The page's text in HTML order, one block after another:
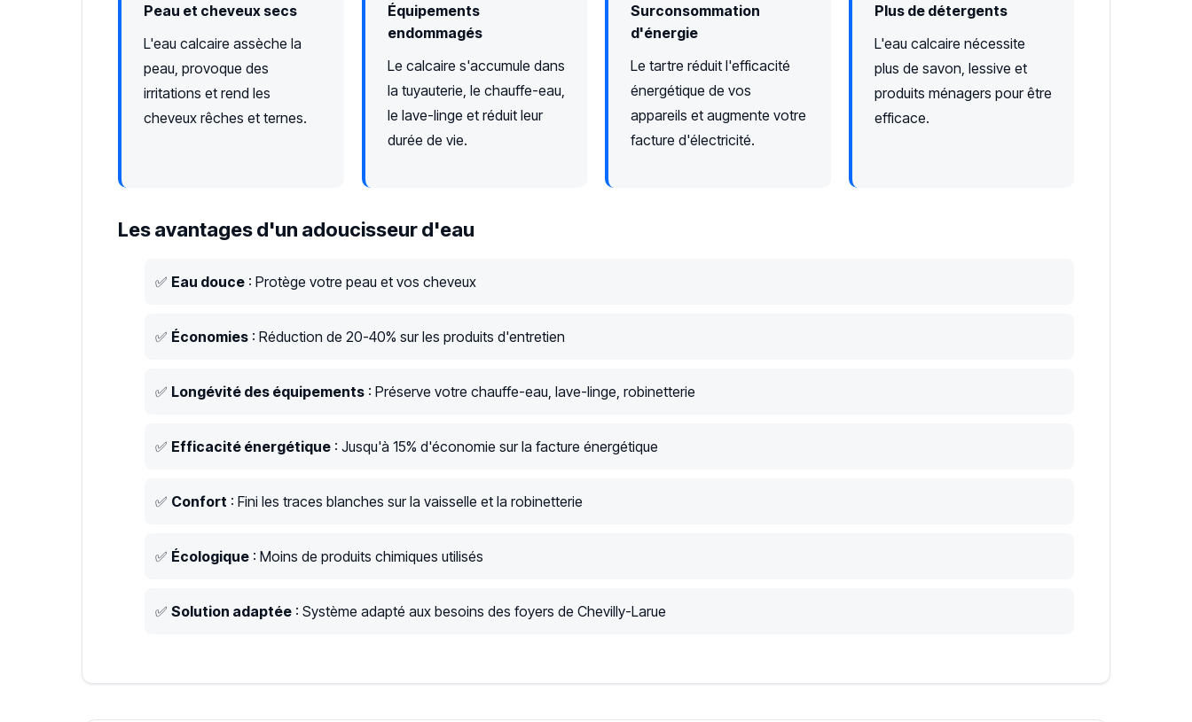
Peau et cheveux secs
L'eau calcaire assèche la
peau, provoque des
irritations et rend les
cheveux rêches et ternes.
Équipements
endommagés
Le calcaire s'accumule dans
la tuyauterie, le chauffe-eau,
le lave-linge et réduit leur
durée de vie.
Surconsommation
d'énergie
Le tartre réduit l'efficacité
énergétique de vos
appareils et augmente votre
facture d'électricité.
Plus de détergents
L'eau calcaire nécessite
plus de savon, lessive et
produits ménagers pour être
efficace.
Les avantages d'un adoucisseur d'eau
✅ Eau douce : Protège votre peau et vos cheveux
✅ Économies : Réduction de 20-40% sur les produits d'entretien
✅ Longévité des équipements : Préserve votre chauffe-eau, lave-linge, robinetterie
✅ Efficacité énergétique : Jusqu'à 15% d'économie sur la facture énergétique
✅ Confort : Fini les traces blanches sur la vaisselle et la robinetterie
✅ Écologique : Moins de produits chimiques utilisés
✅ Solution adaptée : Système adapté aux besoins des foyers de Chevilly-Larue